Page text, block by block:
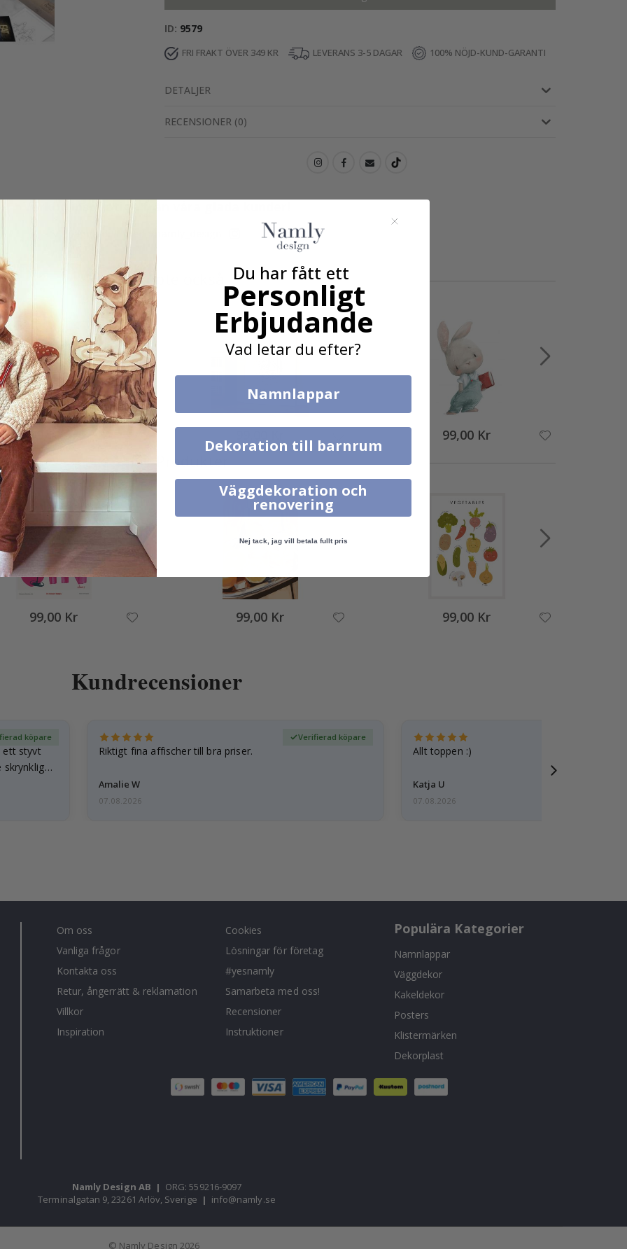
ID 9579
FRI FRAKT ÖVER 349 KR LEVERANS 3-5 DAGAR 100% NÖJD-KUND-GARANTI
DETALJER
RECENSIONER (0)
Verklig inspiration från våra glada kunder!
Tagga ditt med #namly_design
Andra köpte också
99,00 Kr 99,00 Kr
Liknande Produkter
99,00 Kr 99,00 Kr 99,00 Kr
Kundrecensioner
ett styvt
köpare
Riktigt fina affischer till bra priser.
Amalie W
Verifierad köpare
07.08.2026
Allt toppen :)
Katja U
07.08.2026
Om oss
Vanliga frågor
Kontakta oss
Retur, ångerrätt & reklamation
Villkor
Inspiration
Cookies
Lösningar för företag
#yesnamly
Samarbeta med oss!
Recensioner
Instruktioner
Populära Kategorier
Namnlappar
Väggdekor
Kakeldekor
Posters
Klistermärken
Dekorplast
Namly Design AB | ORG: 559216-9097
Terminalgatan 9, 23261 Arlöv, Sverige | info@namly.se
© Namly Design 2026
Du har fått ett
Personligt
Erbjudande
Vad letar du efter?
Namnlappar
Dekoration till barnrum
Väggdekoration och
renovering
Nej tack, jag vill betala fullt pris